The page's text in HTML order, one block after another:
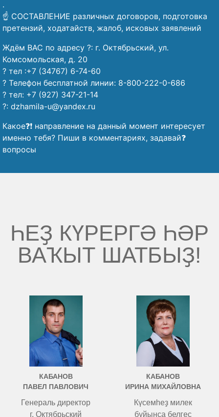
.
☝️ СОСТАВЛЕНИЕ различных договоров, подготовка
претензий, ходатайств, жалоб, исковых заявлений
Ждём ВАС по адресу ?: г. Октябрьский, ул.
Комсомольская, д. 20
? тел :+7 (34767) 6-74-60
? Телефон бесплатной линии: 8-800-222-0-686
? тел: +7 (927) 347-21-14
?: dzhamila-u@yandex.ru
Какое❓❗ направление на данный момент интересует
именно тебя? Пиши в комментариях, задавай❓
вопросы
ҺЕҘ КҮРЕРГӘ ҺӘР
ВАҠЫТ ШАТБЫҘ!
КАБАНОВ
ПАВЕЛ ПАВЛОВИЧ
Генераль директор
г. Октябрьский
КАБАНОВ
ИРИНА МИХАЙЛОВНА
Күсемһеҙ милек
буйынса белгес